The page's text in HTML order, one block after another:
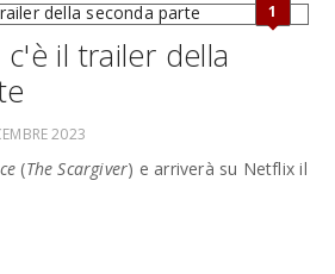
1
il trailer della
2023
(The Scargiver) e arriverà su Netflix il